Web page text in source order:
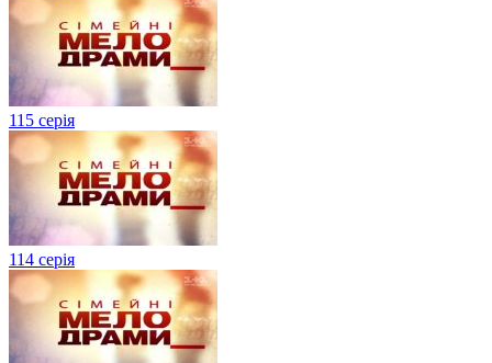
115 серія
114 серія